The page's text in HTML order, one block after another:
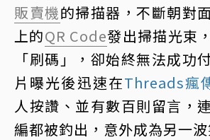
販賣機的掃描器，不斷朝對
上的QR Code發出掃描光束
「刷碼」，卻始終無法成功
片曝光後迅速在Threads瘋
人按讚、並有數百則留言，
編都被釣出，意外成為另一波